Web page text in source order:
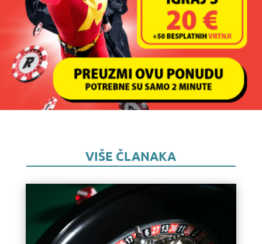
VIŠE ČLANAKA